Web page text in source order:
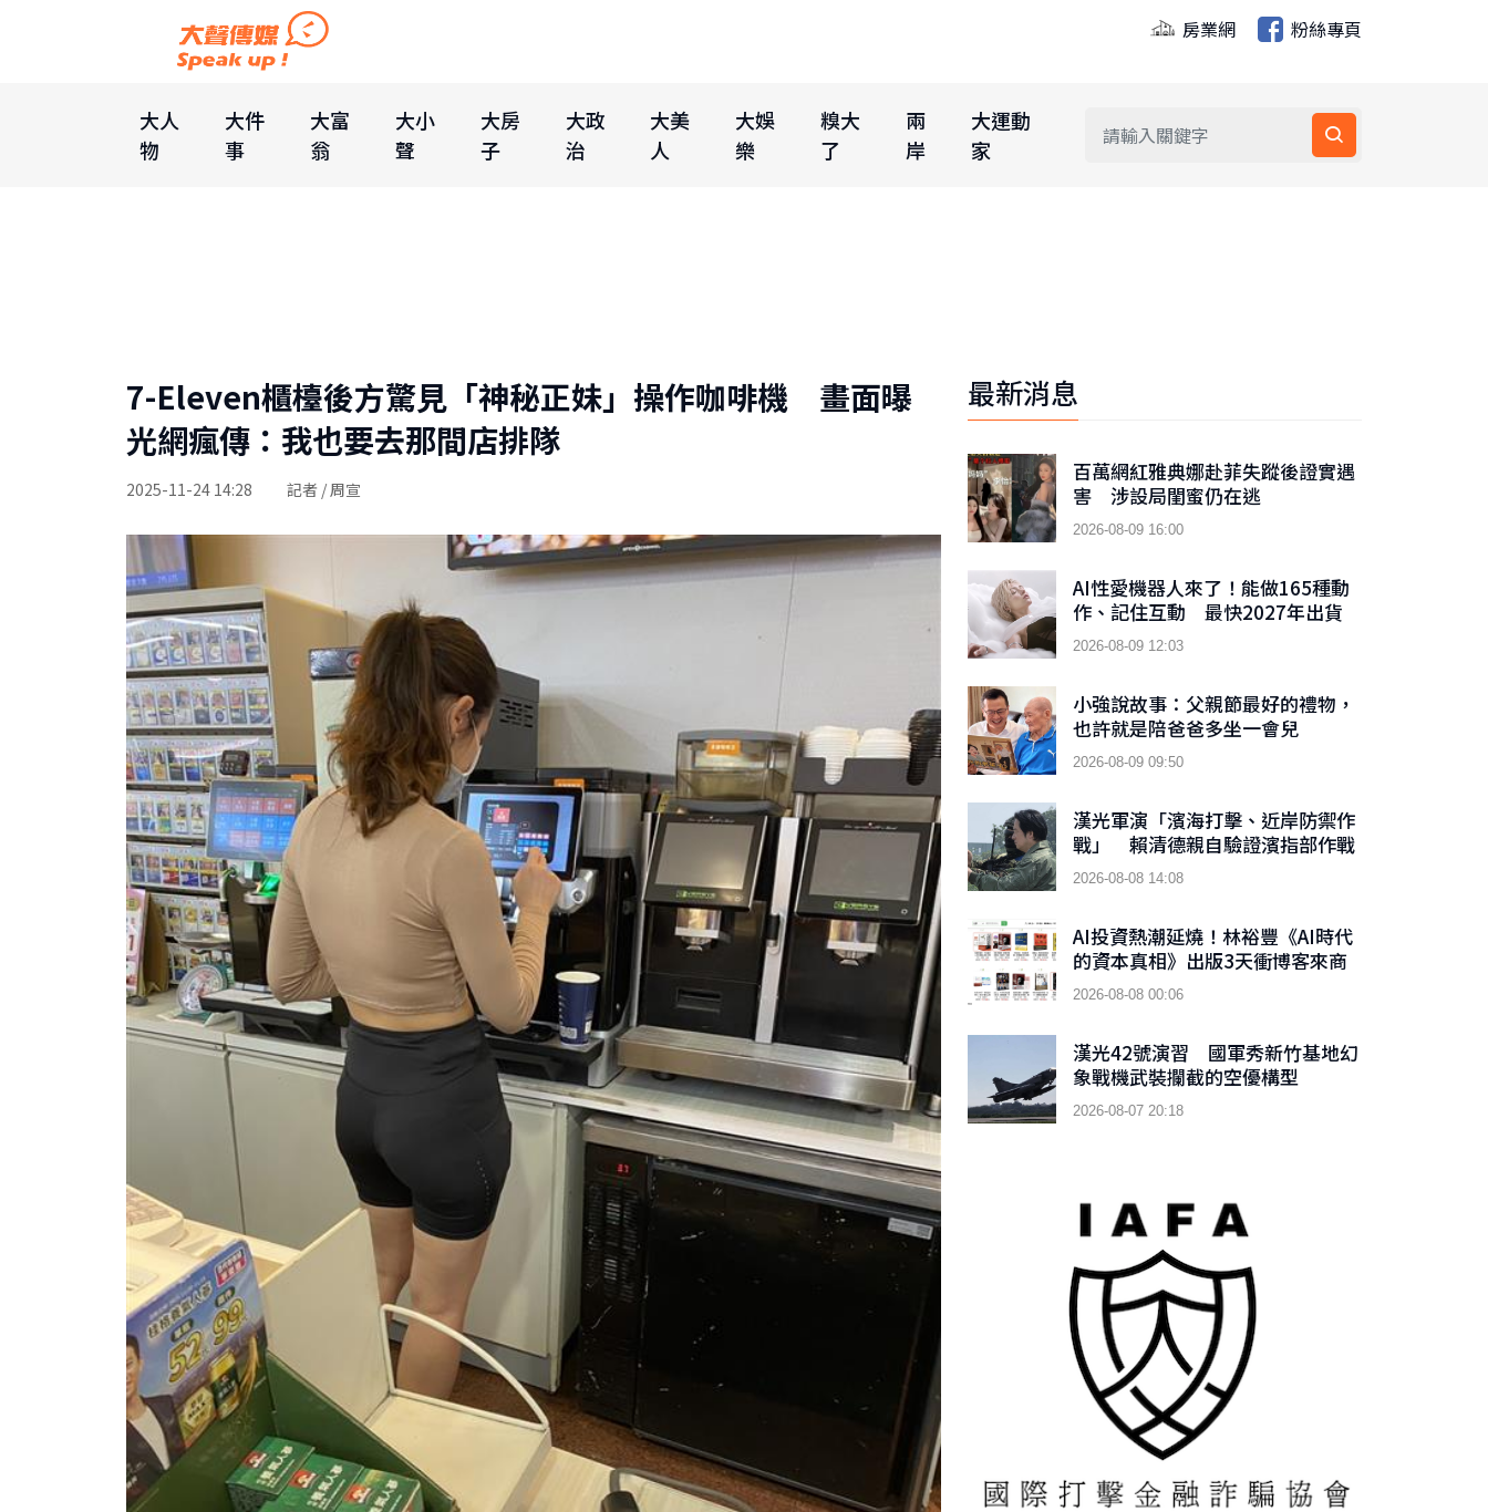
房業網 粉絲專頁
大人
物
大件
事
大富
翁
大小
聲
大房
子
大政
治
大美
人
大娛
樂
糗大
了
兩
岸
大運動
家
7-Eleven櫃檯後方驚見「神秘正妹」操作咖啡機 畫面曝
光網瘋傳：我也要去那間店排隊
2025-11-24 14:28 記者 / 周宣
最新消息
百萬網紅雅典娜赴菲失蹤後證實遇
害 涉設局閨蜜仍在逃
2026-08-09 16:00
AI性愛機器人來了！能做165種動
作、記住互動 最快2027年出貨
2026-08-09 12:03
小強說故事：父親節最好的禮物，
也許就是陪爸爸多坐一會兒
2026-08-09 09:50
漢光軍演「濱海打擊、近岸防禦作
戰」 賴清德親自驗證濱指部作戰
成效
2026-08-08 14:08
AI投資熱潮延燒！林裕豐《AI時代
的資本真相》出版3天衝博客來商
業理財新書榜TOP 9
2026-08-08 00:06
漢光42號演習 國軍秀新竹基地幻
象戰機武裝攔截的空優構型
2026-08-07 20:18